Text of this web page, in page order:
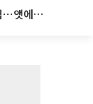
더보이즈 선우, 영훈 이어 개인 활동 돌입⋯앳에어리어와 전속계약